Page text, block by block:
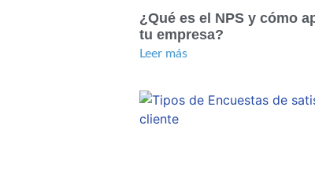
¿Qué es el NPS y cómo
tu empresa?
Leer más